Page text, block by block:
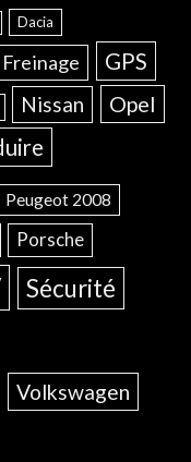
Dacia
Freinage GPS
Nissan Opel
Peugeot 2008
Porsche
Sécurité
Volkswagen